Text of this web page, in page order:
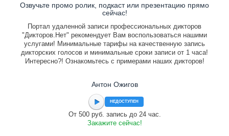
Озвучьте промо ролик, подкаст или презентацию прямо
сейчас!
Портал удаленной записи профессиональных дикторов
"Дикторов.Нет" рекомендует Вам воспользоваться нашими
услугами! Минимальные тарифы на качественную запись
дикторских голосов и минимальные сроки записи от 1 часа!
Интересно?! Ознакомьтесь с примерами наших дикторов!
Антон Ожигов
НЕДОСТУПЕН
От 500 руб. запись до 24 час.
Закажите сейчас!